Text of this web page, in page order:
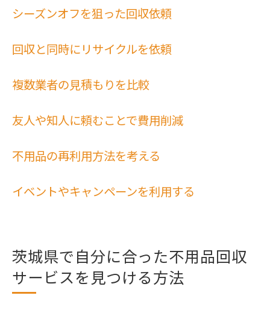
シーズンオフを狙った回収依頼
回収と同時にリサイクルを依頼
複数業者の見積もりを比較
友人や知人に頼むことで費用削減
不用品の再利用方法を考える
イベントやキャンペーンを利用する
茨城県で自分に合った不用品回収
サービスを見つける方法